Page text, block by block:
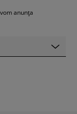
anunța